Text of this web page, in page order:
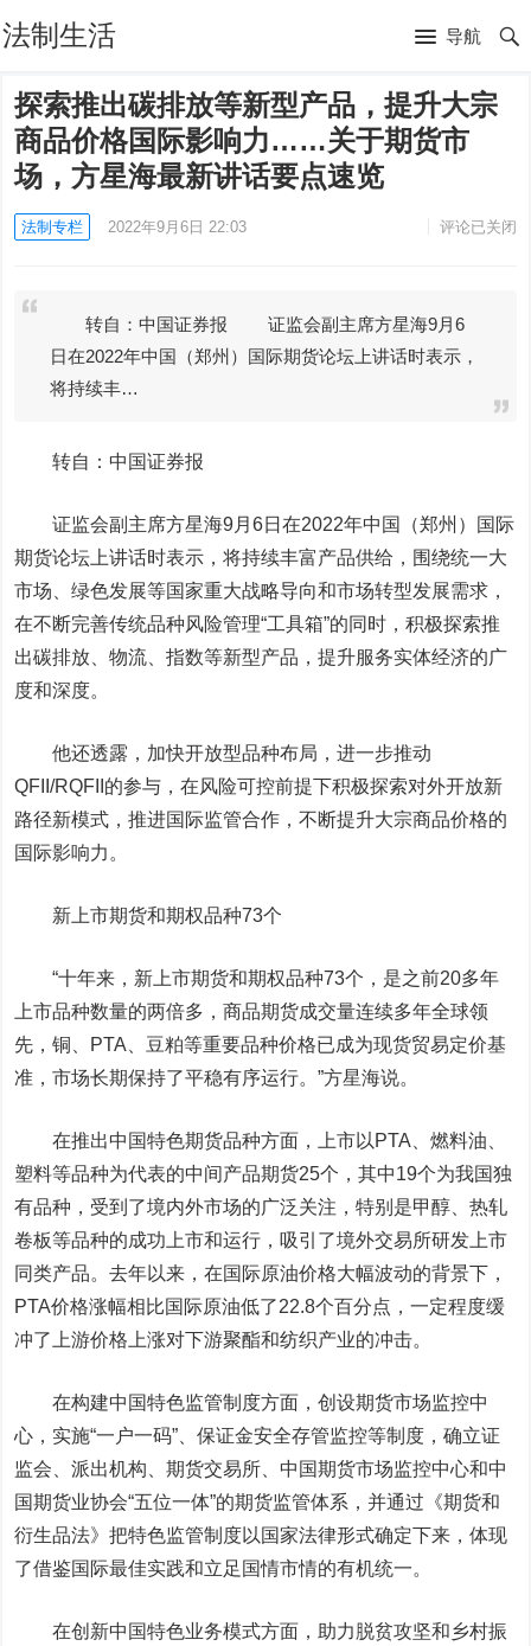
法制生活 导航
探索推出碳排放等新型产品，提升大宗
商品价格国际影响力……关于期货市
场，方星海最新讲话要点速览
法制专栏 2022年9月6日 22:03 评论已关闭
转自：中国证券报 证监会副主席方星海9月6
日在2022年中国（郑州）国际期货论坛上讲话时表示，
将持续丰…
转自：中国证券报
证监会副主席方星海9月6日在2022年中国（郑州）国际
期货论坛上讲话时表示，将持续丰富产品供给，围绕统一大
市场、绿色发展等国家重大战略导向和市场转型发展需求，
在不断完善传统品种风险管理“工具箱”的同时，积极探索推
出碳排放、物流、指数等新型产品，提升服务实体经济的广
度和深度。
他还透露，加快开放型品种布局，进一步推动
QFII/RQFII的参与，在风险可控前提下积极探索对外开放新
路径新模式，推进国际监管合作，不断提升大宗商品价格的
国际影响力。
新上市期货和期权品种73个
“十年来，新上市期货和期权品种73个，是之前20多年
上市品种数量的两倍多，商品期货成交量连续多年全球领
先，铜、
PTA 豆粕等重要品种价格已成为现货贸易定价基
准，市场长期保持了平稳有序运行。”方星海说。
在推出中国特色期货品种方面，上市以PTA、燃料油、
塑料等品种为代表的中间产品期货25个，其中19个为我国独
有品种，受到了境内外市场的广泛关注，特别是甲醇 、热轧
卷板等品种的成功上市和运行，吸引了境外交易所研发上市
同类产品。去年以来，在国际原油价格大幅波动的背景下，
PTA价格涨幅相比国际原油低了22.8个百分点，一定程度缓
冲了上游价格上涨对下游聚酯和纺织产业的冲击。
在构建中国特色监管制度方面，创设期货市场监控中
心，实施“一户一码”、保证金安全存管监控等制度，确立证
监会、派出机构、期货交易所、中国期货市场监控中心和中
国期货业协会“五位一体”的期货监管体系，并通过《期货和
衍生品法》把特色监管制度以国家法律形式确定下来，体现
了借鉴国际最佳实践和立足国情市情的有机统一。
在创新中国特色业务模式方面，助力脱贫攻坚和乡村振